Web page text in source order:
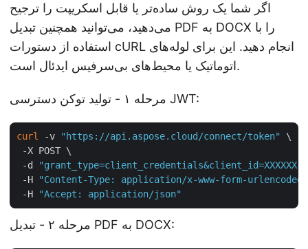
اگر شما یک روش ساده‌تر یا قابل اسکریپت را ترجیح
می‌دهید، می‌توانید همچنین تبدیل PDF به DOCX را با
استفاده از دستورات cURL انجام دهید. این برای لوله‌های
اتوماتیک یا محیط‌های بی‌سرفیس ایدئال است.
مرحله ۱ - تولید توکن دسترسی JWT:
curl -v "https://api.aspose.cloud/connect/token"
\
-X POST \
-d
"grant_type=client_credentials&client_id=XXXXXX-
-H
"Content-Type: application/x-www-form-urlencoded"
-H
"Accept: application/json"
مرحله ۲ - تبدیل PDF به DOCX: